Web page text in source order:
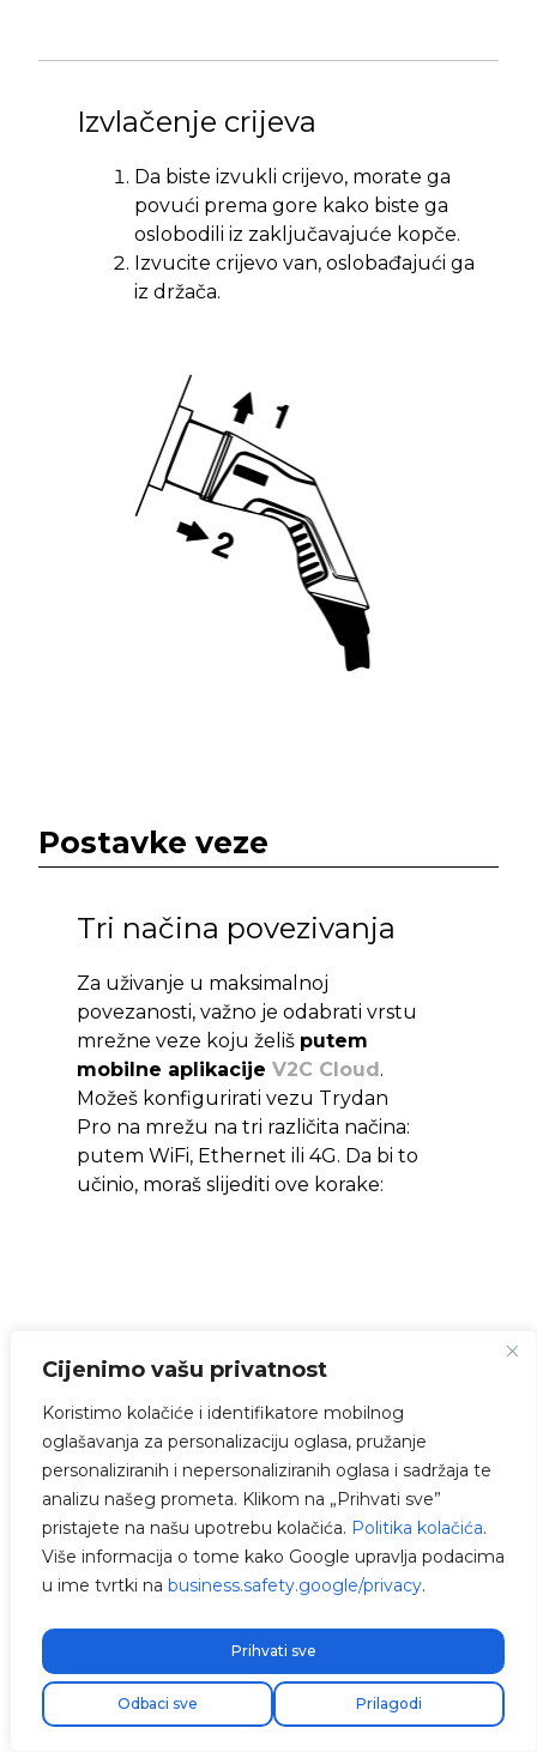
Cijenimo vašu privatnost
Koristimo kolačiće i identifikatore mobilnog
oglašavanja za personalizaciju oglasa, pružanje
personaliziranih i nepersonaliziranih oglasa i sadržaja te
analizu našeg prometa. Klikom na „Prihvati sve”
pristajete na našu upotrebu kolačića. Politika kolačića.
Više informacija o tome kako Google upravlja podacima
u ime tvrtki na business.safety.google/privacy.
Prilagodi
Odbaci sve
Prihvati sve
Izvlačenje crijeva
Da biste izvukli crijevo, morate ga
povući prema gore kako biste ga
oslobodili iz zaključavajuće kopče.
Izvucite crijevo van, oslobađajući ga
iz držača.
Postavke veze
Tri načina povezivanja
Za uživanje u maksimalnoj
povezanosti, važno je odabrati vrstu
mrežne veze koju želiš putem
mobilne aplikacije V2C Cloud .
Možeš konfigurirati vezu Trydan
Pro na mrežu na tri različita načina:
putem WiFi, Ethernet ili 4G. Da bi to
učinio, moraš slijediti ove korake: